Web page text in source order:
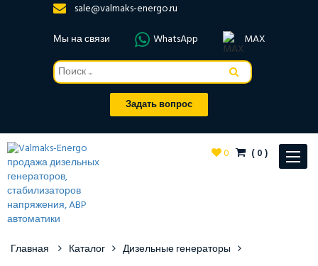
sale@valmaks-energo.ru
Мы на связи
WhatsApp MAX
Задать вопрос
Toggle
0 (0)
Главная Каталог Дизельные генераторы